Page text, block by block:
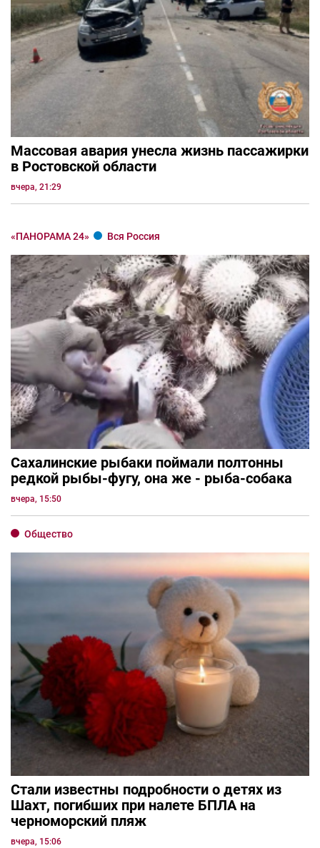
Массовая авария унесла жизнь пассажирки
в Ростовской области
вчера, 21:29
«ПАНОРАМА 24» Вся Россия
Сахалинские рыбаки поймали полтонны
редкой рыбы-фугу, она же - рыба-собака
вчера, 15:50
Общество
Стали известны подробности о детях из
Шахт, погибших при налете БПЛА на
черноморский пляж
вчера, 15:06